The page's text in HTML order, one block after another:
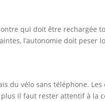
qui doit être rechargée
l’autonomie doit peser
du vélo sans téléphone.
il faut rester attentif à la